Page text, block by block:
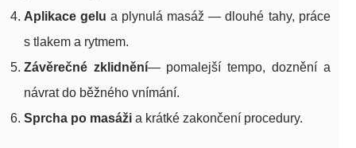
Aplikace gelu a plynulá masáž — dlouhé tahy, práce
s tlakem a rytmem.
Závěrečné zklidnění— pomalejší tempo, doznění a
návrat do běžného vnímání.
Sprcha po masáži a krátké zakončení procedury.